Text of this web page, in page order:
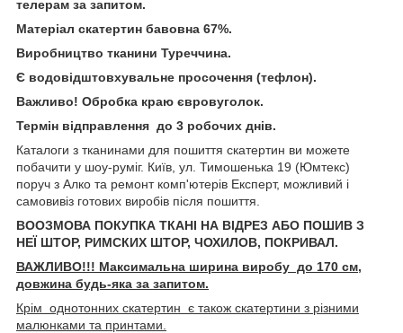
телерам за запитом.
Матеріал скатертин бавовна 67%.
Виробництво тканини Туреччина.
Є водовідштовхувальне просочення (тефлон).
Важливо! Обробка краю євровуголок.
Термін відправлення до 3 робочих днів.
Каталоги з тканинами для пошиття скатертин ви можете
побачити у шоу-руміг. Київ, ул. Тимошенька 19 (Юмтекс)
поруч з Алко та ремонт комп'ютерів Експерт, можливий і
самовивіз готових виробів після пошиття.
ВООЗМОВА ПОКУПКА ТКАНІ НА ВІДРЕЗ АБО ПОШИВ З
НЕЇ ШТОР, РИМСКИХ ШТОР, ЧОХИЛОВ, ПОКРИВАЛ.
ВАЖЛИВО!!! Максимальна ширина виробу до 170 см,
довжина будь-яка за запитом.
Крім однотонних скатертин є також скатертини з різними
малюнками та принтами.